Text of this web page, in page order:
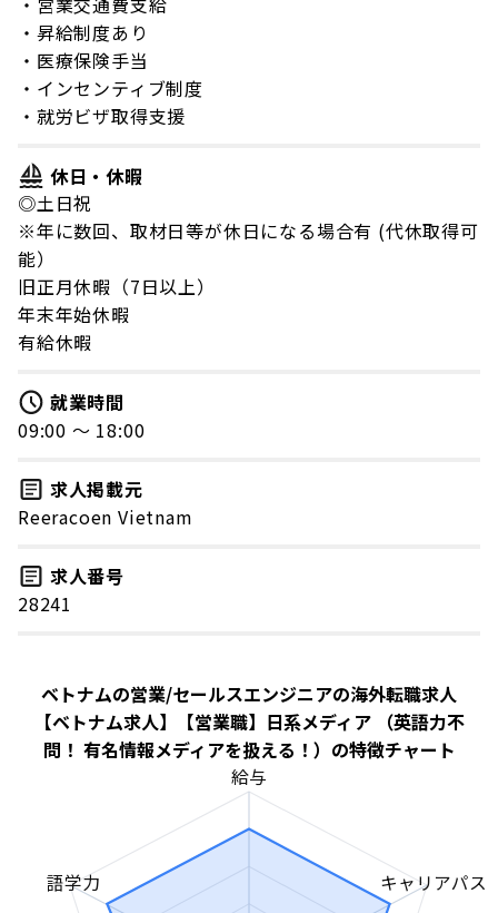
・昇給制度あり
・医療保険手当
・インセンティブ制度
・就労ビザ取得支援
休日・休暇
◎土日祝
※年に数回、取材日等が休日になる場合有 (代休取得可
能）
旧正月休暇（7日以上）
年末年始休暇
有給休暇
就業時間
09:00 〜 18:00
求人掲載元
Reeracoen Vietnam
求人番号
28241
ベトナムの営業/セールスエンジニアの海外転職求人
【ベトナム求人】【営業職】日系メディア （英語力不
問！ 有名情報メディアを扱える！）の特徴チャート
給与
キャリアパス
語学力